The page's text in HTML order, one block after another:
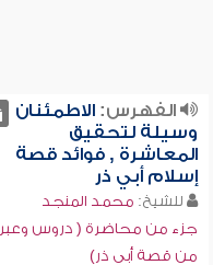
الفهرس:الاطمئنان
وسيلة لتحقيق
المعاشرة , فوائد قصة
إسلام أبي ذر
للشيخ: محمد المنجد
جزء من محاضرة ( دروس وعبر
من قصة أبي ذر)